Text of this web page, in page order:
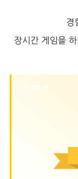
경
장시간 게임을